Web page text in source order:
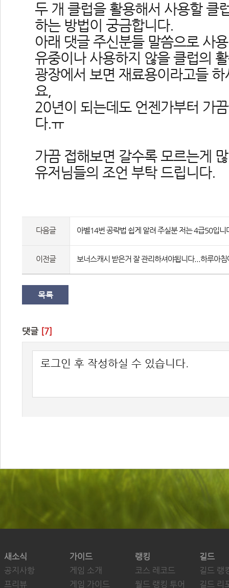
두 개 클럽을 활용해서 사용할 클
하는 방법이 궁금합니다.
아래 댓글 주신분들 말씀으로 사
유중이나 사용하지 않을 클럽의
광장에서 보면 재료용이라고들
요,
20년이 되는데도 언젠가부터 가
다.ㅠ
가끔 접해보면 갈수록 모르는게
유저님들의 조언 부탁 드립니다.
다음글 아벨14번 공략법 쉽게 알려 주실분 저는 4급50입니
이전글 보너스캐시 받은거 잘 관리하셔야됩니다...하루아
목록
댓글 [7]
새소식
공지사항
프리뷰
가이드
게임 소개
게임 가이드
랭킹
코스 레코드
월드 랭킹 투어
길드
길드 랭
길드 리